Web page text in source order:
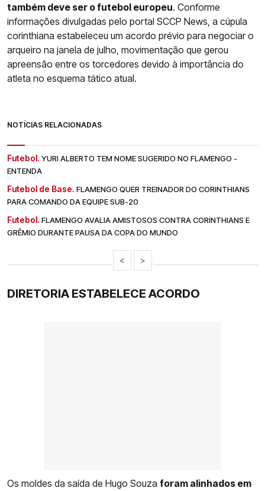
também deve ser o futebol europeu. Conforme
informações divulgadas pelo portal SCCP News, a cúpula
corinthiana estabeleceu um acordo prévio para negociar o
arqueiro na janela de julho, movimentação que gerou
apreensão entre os torcedores devido à importância do
atleta no esquema tático atual.
NOTÍCIAS RELACIONADAS
Futebol. YURI ALBERTO TEM NOME SUGERIDO NO FLAMENGO -
ENTENDA
Futebol de Base. FLAMENGO QUER TREINADOR DO CORINTHIANS
PARA COMANDO DA EQUIPE SUB-20
Futebol. FLAMENGO AVALIA AMISTOSOS CONTRA CORINTHIANS E
GRÊMIO DURANTE PAUSA DA COPA DO MUNDO
< >
DIRETORIA ESTABELECE ACORDO
Os moldes da saída de Hugo Souza foram alinhados em